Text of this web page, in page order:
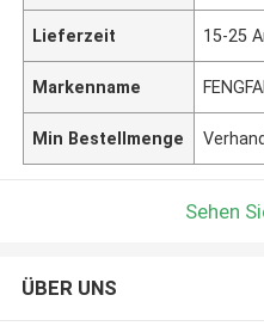
Lieferzeit 15-25
Markenname
Min Bestellmenge
Sehen
ÜBER UNS